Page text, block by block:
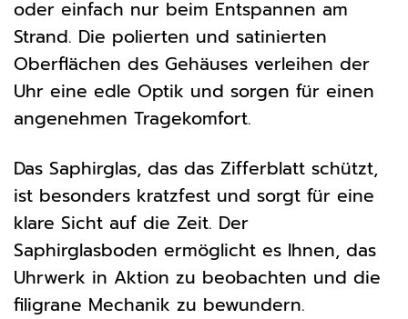
oder einfach nur beim Entspannen am
Strand. Die polierten und satinierten
Oberflächen des Gehäuses verleihen der
Uhr eine edle Optik und sorgen für einen
angenehmen Tragekomfort.
Das Saphirglas, das das Zifferblatt schützt,
ist besonders kratzfest und sorgt für eine
klare Sicht auf die Zeit. Der
Saphirglasboden ermöglicht es Ihnen, das
Uhrwerk in Aktion zu beobachten und die
filigrane Mechanik zu bewundern.